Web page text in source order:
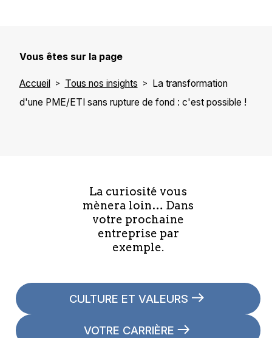
Vous êtes sur la page
Accueil Tous nos insights
La transformation
d'une PME/ETI sans rupture de fond : c'est possible !
La curiosité vous
mènera loin… Dans
votre prochaine
entreprise par
exemple.
CULTURE ET VALEURS
VOTRE CARRIÈRE